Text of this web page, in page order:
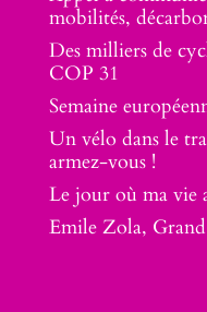
mobilités,
Des milliers de
COP 31
Semaine
Un vélo dans le
armez-vous !
Le jour où ma vie
Emile Zola,